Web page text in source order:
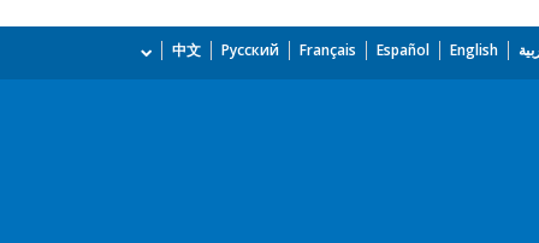
English
Español
Français
Русский
中文